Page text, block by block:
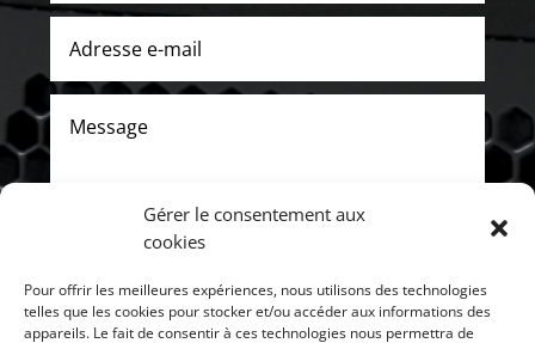
Gérer le consentement aux
cookies
Pour offrir les meilleures expériences, nous utilisons des technologies
telles que les cookies pour stocker et/ou accéder aux informations des
appareils. Le fait de consentir à ces technologies nous permettra de
ENVOYER